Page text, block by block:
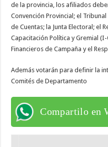
de la provincia, los afiliados
Convención Provincial; el
de Cuentas; la Junta Electoral; el
Capacitación Política y Gremial
Financieros de Campaña y el
Además votarán para definir la
Comités de Departamento
Compartilo en